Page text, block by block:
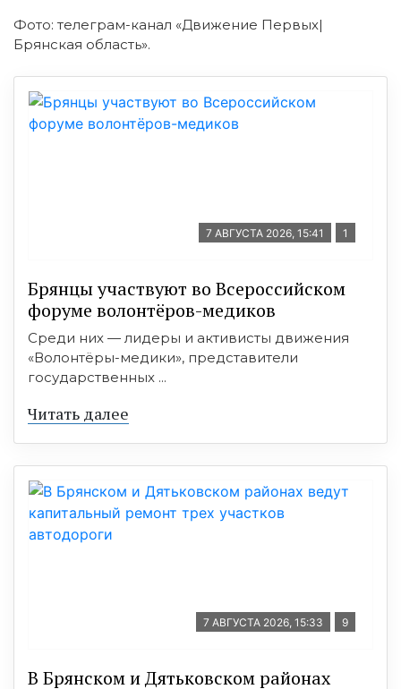
Фото: телеграм-канал «Движение Первых|
Брянская область».
7 АВГУСТА 2026, 15:41 1
Брянцы участвуют во Всероссийском
форуме волонтёров-медиков
Среди них — лидеры и активисты движения
«Волонтёры-медики», представители
государственных ...
Читать далее
7 АВГУСТА 2026, 15:33 9
В Брянском и Дятьковском районах